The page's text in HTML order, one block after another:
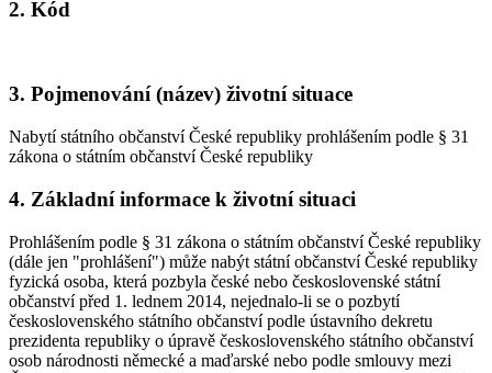
2. Kód
3. Pojmenování (název) životní situace
Nabytí státního občanství České republiky prohlášením podle § 31
zákona o státním občanství České republiky
4. Základní informace k životní situaci
Prohlášením podle § 31 zákona o státním občanství České republiky
(dále jen "prohlášení") může nabýt státní občanství České republiky
fyzická osoba, která pozbyla české nebo československé státní
občanství před 1. lednem 2014, nejednalo-li se o pozbytí
československého státního občanství podle ústavního dekretu
prezidenta republiky o úpravě československého státního občanství
osob národnosti německé a maďarské nebo podle smlouvy mezi